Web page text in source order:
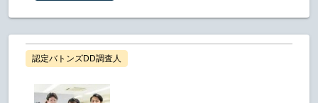
認定バトンズDD調査人